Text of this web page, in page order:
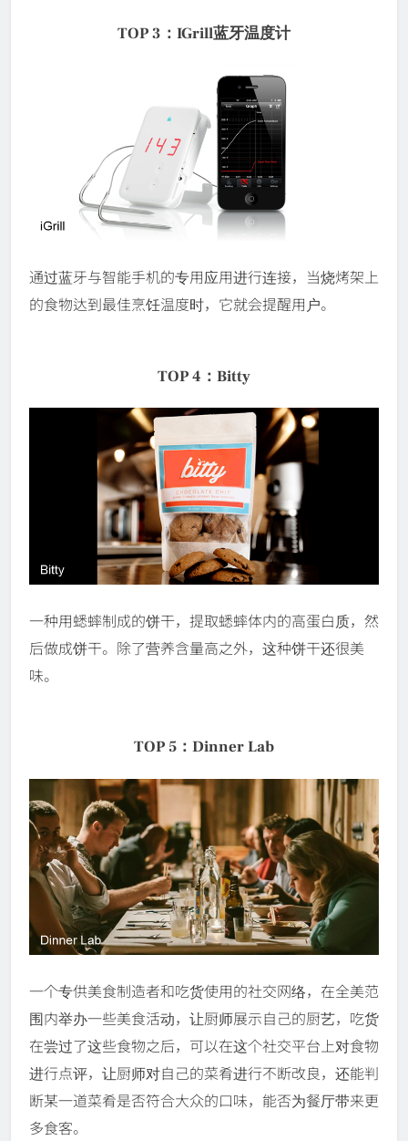
TOP 3：iGrill蓝牙温度计
通过蓝牙与智能手机的专用应用进行连接，当烧烤架上
的食物达到最佳烹饪温度时，它就会提醒用户。
TOP 4：Bitty
一种用蟋蟀制成的饼干，提取蟋蟀体内的高蛋白质，然
后做成饼干。除了营养含量高之外，这种饼干还很美
味。
TOP 5：Dinner Lab
一个专供美食制造者和吃货使用的社交网络，在全美范
围内举办一些美食活动，让厨师展示自己的厨艺，吃货
在尝过了这些食物之后，可以在这个社交平台上对食物
进行点评，让厨师对自己的菜肴进行不断改良，还能判
断某一道菜肴是否符合大众的口味，能否为餐厅带来更
多食客。